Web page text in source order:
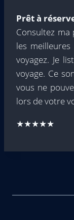
Prêt à
Consultez
les
voyagez. Je
voyage. Ce
vous ne
lors de votre
★★★★★